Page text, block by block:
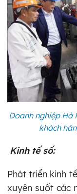
Doanh nghiệp
khách
Kinh tế số:
Phát triển kinh
xuyên suốt các